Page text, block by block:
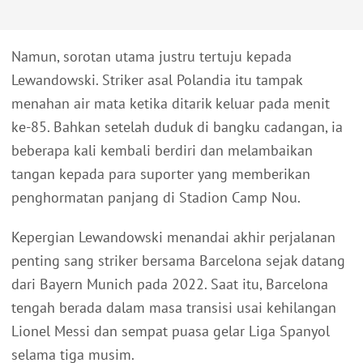
Namun, sorotan utama justru tertuju kepada
Lewandowski. Striker asal Polandia itu tampak
menahan air mata ketika ditarik keluar pada menit
ke-85. Bahkan setelah duduk di bangku cadangan, ia
beberapa kali kembali berdiri dan melambaikan
tangan kepada para suporter yang memberikan
penghormatan panjang di Stadion Camp Nou.
Kepergian Lewandowski menandai akhir perjalanan
penting sang striker bersama Barcelona sejak datang
dari Bayern Munich pada 2022. Saat itu, Barcelona
tengah berada dalam masa transisi usai kehilangan
Lionel Messi dan sempat puasa gelar Liga Spanyol
selama tiga musim.